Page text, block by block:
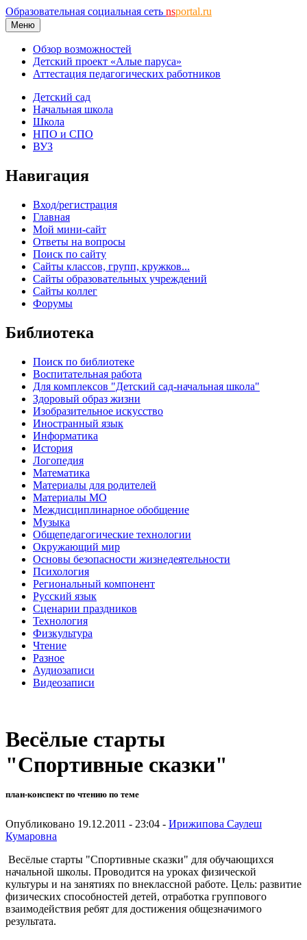
Образовательная социальная сеть nsportal.ru
Меню
Обзор возможностей
Детский проект «Алые паруса»
Аттестация педагогических работников
Детский сад
Начальная школа
Школа
НПО и СПО
ВУЗ
Навигация
Вход/регистрация
Главная
Мой мини-сайт
Ответы на вопросы
Поиск по сайту
Сайты классов, групп, кружков...
Сайты образовательных учреждений
Сайты коллег
Форумы
Библиотека
Поиск по библиотеке
Воспитательная работа
Для комплексов "Детский сад-начальная школа"
Здоровый образ жизни
Изобразительное искусство
Иностранный язык
Информатика
История
Логопедия
Математика
Материалы для родителей
Материалы МО
Междисциплинарное обобщение
Музыка
Общепедагогические технологии
Окружающий мир
Основы безопасности жизнедеятельности
Психология
Региональный компонент
Русский язык
Сценарии праздников
Технология
Физкультура
Чтение
Разное
Аудиозаписи
Видеозаписи
Весёлые старты
"Спортивные сказки"
план-конспект по чтению по теме
Опубликовано 19.12.2011 - 23:04 - Ирижипова Саулеш
Кумаровна
Весёлые старты "Спортивные сказки" для обучающихся
начальной школы. Проводится на уроках физической
культуры и на занятиях по внеклассной работе. Цель: развитие
физических способностей детей, отработка группового
взаимодействия ребят для достижения общезначимого
результата.